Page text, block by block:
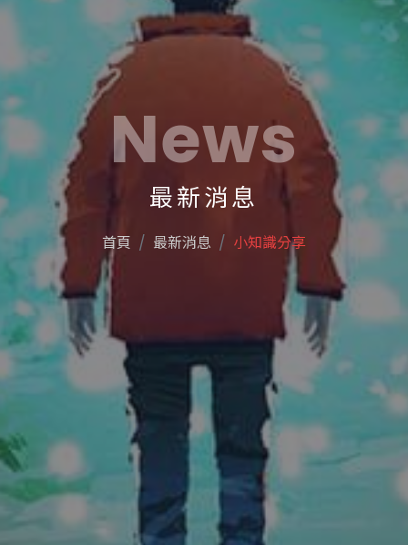
News
最新消息
首頁 最新消息 小知識分享